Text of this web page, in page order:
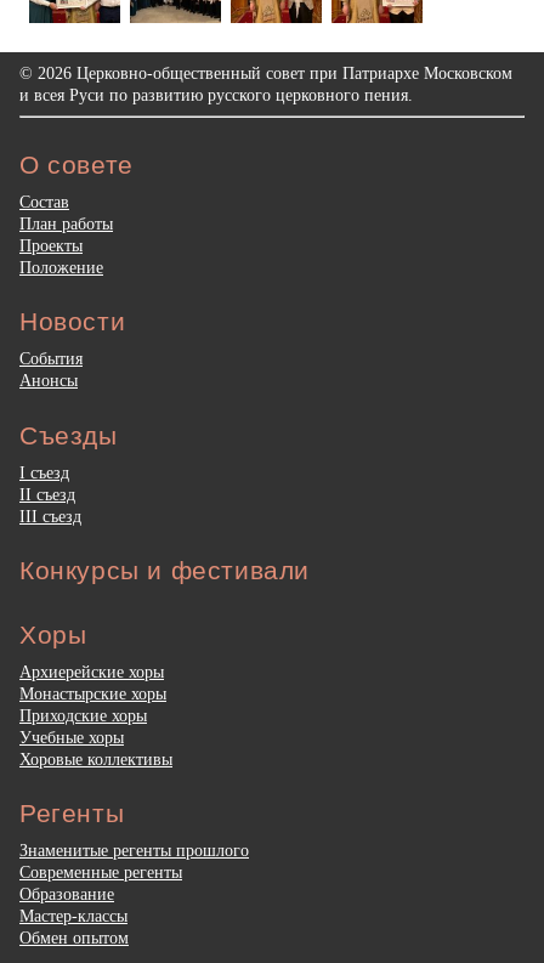
© 2026 Церковно-общественный совет при Патриархе Московском
и всея Руси по развитию русского церковного пения.
О совете
Состав
План работы
Проекты
Положение
Новости
События
Анонсы
Съезды
I съезд
II съезд
III съезд
Конкурсы и фестивали
Хоры
Архиерейские хоры
Монастырские хоры
Приходские хоры
Учебные хоры
Хоровые коллективы
Регенты
Знаменитые регенты прошлого
Современные регенты
Образование
Мастер-классы
Обмен опытом